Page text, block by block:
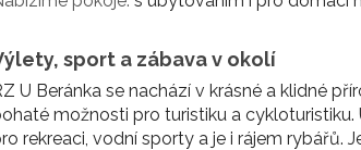
sport a zábava v okolí
U Beránka se nachází v krásné a klidné
možnosti pro turistiku a
rekreaci, vodní sporty a je i rájem rybářů.